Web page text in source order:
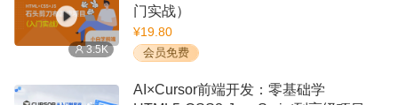
3.5K
门实战）
¥19.80
会员免费
AI×Cursor前端开发：零基础学